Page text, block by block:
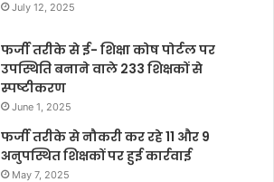
July 12, 2025
फर्जी तरीके से ई- शिक्षा कोष पोर्टल पर
उपस्थिति बनाने वाले 233 शिक्षकों से
स्पष्टीकरण
June 1, 2025
फर्जी तरीके से नौकरी कर रहे 11 और 9
अनुपस्थित शिक्षकों पर हुई कार्रवाई
May 7, 2025